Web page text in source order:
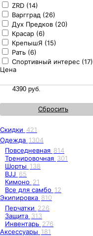
ZRD (14)
Варгград (26)
Дух Предков (20)
Красар (6)
КрепышЯ (15)
Рать (6)
Спортивный интерес (17)
Цена
Сбросить
Скидки 421
Одежда 1304
Повседневная 814
Тренировочная 301
Шорты 138
BJJ 65
Кимоно 21
Все для самбо 12
Экипировка 810
Перчатки 226
Защита 313
Инвентарь 276
Аксессуары 181